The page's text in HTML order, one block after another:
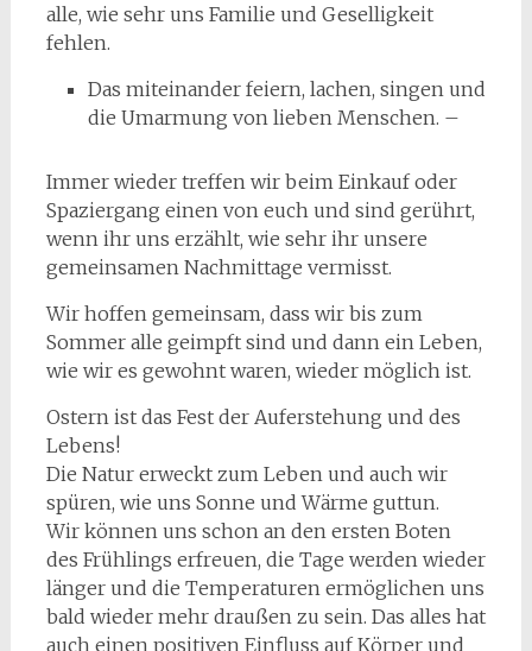
alle, wie sehr uns Familie und Geselligkeit
fehlen.
Das miteinander feiern, lachen, singen und
die Umarmung von lieben Menschen. –
Immer wieder treffen wir beim Einkauf oder
Spaziergang einen von euch und sind gerührt,
wenn ihr uns erzählt, wie sehr ihr unsere
gemeinsamen Nachmittage vermisst.
Wir hoffen gemeinsam, dass wir bis zum
Sommer alle geimpft sind und dann ein Leben,
wie wir es gewohnt waren, wieder möglich ist.
Ostern ist das Fest der Auferstehung und des
Lebens!
Die Natur erweckt zum Leben und auch wir
spüren, wie uns Sonne und Wärme guttun.
Wir können uns schon an den ersten Boten
des Frühlings erfreuen, die Tage werden wieder
länger und die Temperaturen ermöglichen uns
bald wieder mehr draußen zu sein. Das alles hat
auch einen positiven Einfluss auf Körper und